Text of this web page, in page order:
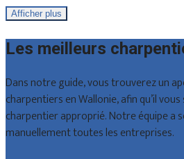
Afficher plus
Les meilleurs
Dans notre guide, vous trouverez un
charpentiers en Wallonie, afin qu’il
charpentier approprié. Notre équipe a
manuellement toutes les entreprises.